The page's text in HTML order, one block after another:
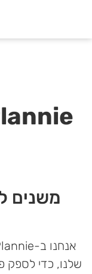
משנים
שלנו, כדי לספק